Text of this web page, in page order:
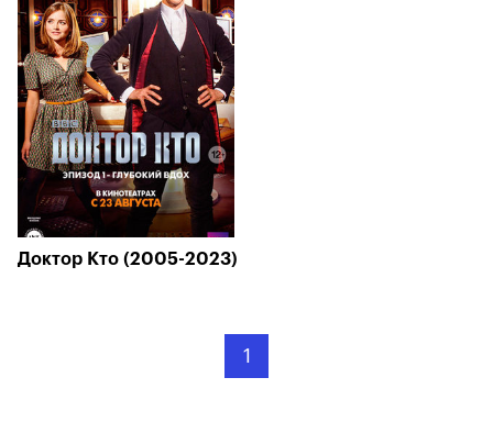
Доктор Кто (2005-2023)
1